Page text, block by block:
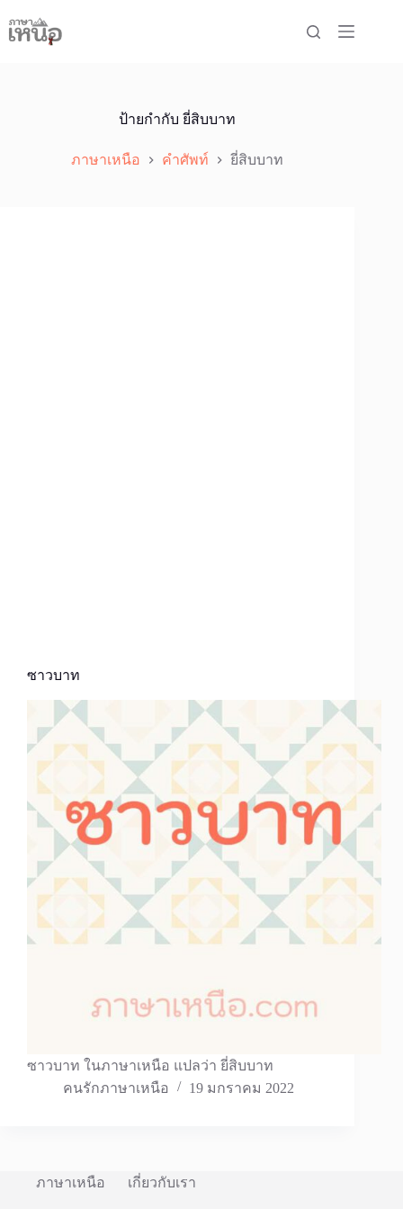
to
content
ป้ายกำกับ ยี่สิบบาท
ภาษาเหนือ คำศัพท์ ยี่สิบบาท
ซาวบาท
ซาวบาท ในภาษาเหนือ แปลว่า ยี่สิบบาท
คนรักภาษาเหนือ
19 มกราคม 2022
ภาษาเหนือ เกี่ยวกับเรา